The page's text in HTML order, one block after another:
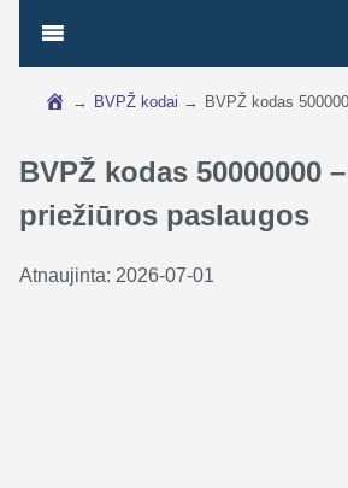
→ BVPŽ kodai → BVPŽ kodas
BVPŽ kodas 50000000
priežiūros paslaugos
Atnaujinta: 2026-07-01